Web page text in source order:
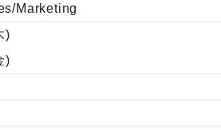
Marketing
)
)